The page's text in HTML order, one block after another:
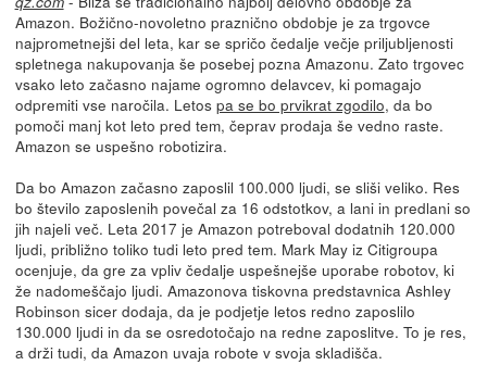
Amazon. Božično-novoletno praznično obdobje je za trgovce
najprometnejši del leta, kar se spričo čedalje večje priljubljenosti
spletnega nakupovanja še posebej pozna Amazonu. Zato trgovec
vsako leto začasno najame ogromno delavcev, ki pomagajo
odpremiti vse naročila. Letos pa se bo prvikrat zgodilo, da bo
pomoči manj kot leto pred tem, čeprav prodaja še vedno raste.
Amazon se uspešno robotizira.
Da bo Amazon začasno zaposlil 100.000 ljudi, se sliši veliko. Res
bo število zaposlenih povečal za 16 odstotkov, a lani in predlani so
jih najeli več. Leta 2017 je Amazon potreboval dodatnih 120.000
ljudi, približno toliko tudi leto pred tem. Mark May iz Citigroupa
ocenjuje, da gre za vpliv čedalje uspešnejše uporabe robotov, ki
že nadomeščajo ljudi. Amazonova tiskovna predstavnica Ashley
Robinson sicer dodaja, da je podjetje letos redno zaposlilo
130.000 ljudi in da se osredotočajo na redne zaposlitve. To je res,
a drži tudi, da Amazon uvaja robote v svoja skladišča.